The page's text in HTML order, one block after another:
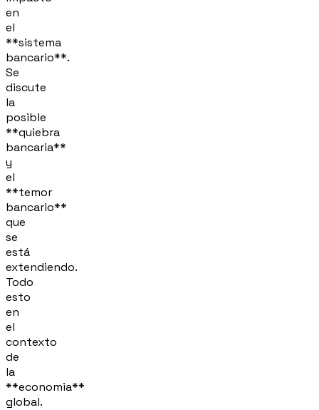
en
el
**sistema
bancario**.
Se
discute
la
posible
**quiebra
bancaria**
y
el
**temor
bancario**
que
se
está
extendiendo.
Todo
esto
en
el
contexto
de
la
**economia**
global.